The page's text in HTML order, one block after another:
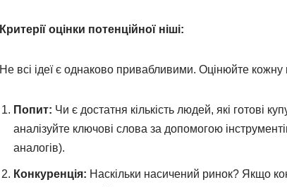
Критерії оцінки потенційної ніші:
Не всі ідеї є однаково привабливими. Оцінюйте
Попит: Чи є достатня кількість людей, які готові
аналізуйте ключові слова за допомогою
аналогів).
Конкуренція: Наскільки насичений ринок? Якщо